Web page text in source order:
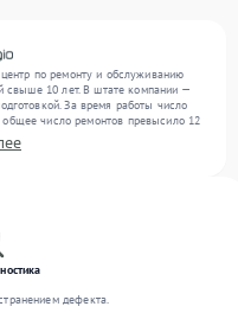
по ремонту и обслуживанию
свыше 10 лет. В штате компании —
За время работы число
число ремонтов превысило 12
300 единиц техники, включая , ,
и гарантируем высокое
дефекта.